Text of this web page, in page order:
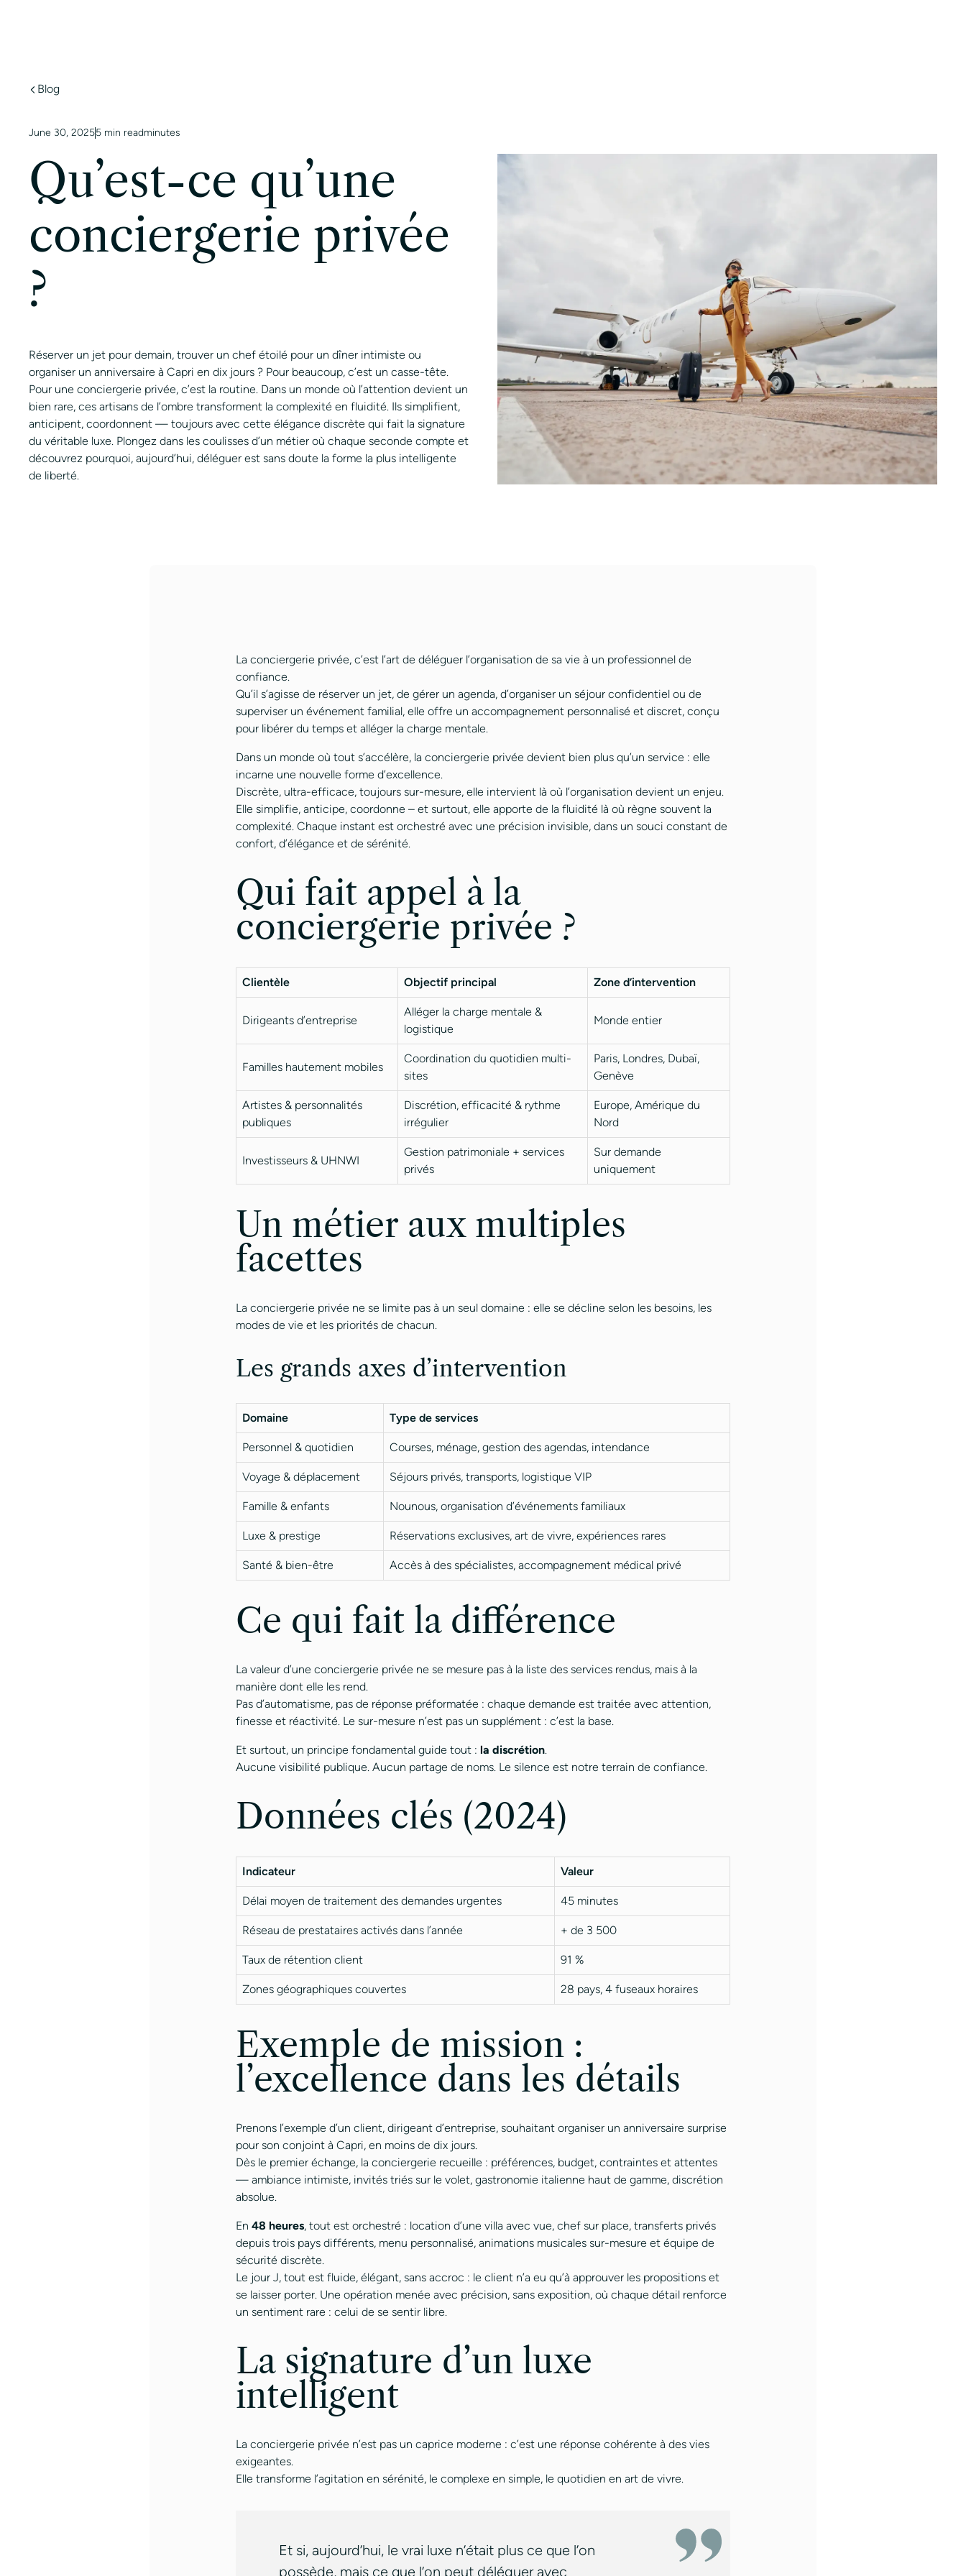
Blog
June 30, 20255 min readminutes
Qu’est-ce qu’une
conciergerie privée
?
Réserver un jet pour demain, trouver un chef étoilé pour un dîner intimiste ou
organiser un anniversaire à Capri en dix jours ? Pour beaucoup, c’est un casse-tête.
Pour une conciergerie privée, c’est la routine. Dans un monde où l’attention devient un
bien rare, ces artisans de l’ombre transforment la complexité en fluidité. Ils simplifient,
anticipent, coordonnent — toujours avec cette élégance discrète qui fait la signature
du véritable luxe. Plongez dans les coulisses d’un métier où chaque seconde compte et
découvrez pourquoi, aujourd’hui, déléguer est sans doute la forme la plus intelligente
de liberté.
La conciergerie privée, c’est l’art de déléguer l’organisation de sa vie à un professionnel de
confiance.
Qu’il s’agisse de réserver un jet, de gérer un agenda, d’organiser un séjour confidentiel ou de
superviser un événement familial, elle offre un accompagnement personnalisé et discret, conçu
pour libérer du temps et alléger la charge mentale.
Dans un monde où tout s’accélère, la conciergerie privée devient bien plus qu’un service : elle
incarne une nouvelle forme d’excellence.
Discrète, ultra-efficace, toujours sur-mesure, elle intervient là où l’organisation devient un enjeu.
Elle simplifie, anticipe, coordonne – et surtout, elle apporte de la fluidité là où règne souvent la
complexité. Chaque instant est orchestré avec une précision invisible, dans un souci constant de
confort, d’élégance et de sérénité.
Qui fait appel à la
conciergerie privée ?
Clientèle Objectif principal Zone d’intervention
Dirigeants d’entreprise
Alléger la charge mentale &
logistique
Monde entier
Familles hautement mobiles
Coordination du quotidien multi-
sites
Paris, Londres, Dubaï,
Genève
Artistes & personnalités
publiques
Discrétion, efficacité & rythme
irrégulier
Europe, Amérique du
Nord
Investisseurs & UHNWI
Gestion patrimoniale + services
privés
Sur demande
uniquement
Un métier aux multiples
facettes
La conciergerie privée ne se limite pas à un seul domaine : elle se décline selon les besoins, les
modes de vie et les priorités de chacun.
Les grands axes d’intervention
Domaine Type de services
Personnel & quotidien Courses, ménage, gestion des agendas, intendance
Voyage & déplacement Séjours privés, transports, logistique VIP
Famille & enfants Nounous, organisation d’événements familiaux
Luxe & prestige Réservations exclusives, art de vivre, expériences rares
Santé & bien-être Accès à des spécialistes, accompagnement médical privé
Ce qui fait la différence
La valeur d’une conciergerie privée ne se mesure pas à la liste des services rendus, mais à la
manière dont elle les rend.
Pas d’automatisme, pas de réponse préformatée : chaque demande est traitée avec attention,
finesse et réactivité. Le sur-mesure n’est pas un supplément : c’est la base.
Et surtout, un principe fondamental guide tout : la discrétion.
Aucune visibilité publique. Aucun partage de noms. Le silence est notre terrain de confiance.
Données clés (2024)
Indicateur Valeur
Délai moyen de traitement des demandes urgentes 45 minutes
Réseau de prestataires activés dans l’année + de 3 500
Taux de rétention client 91 %
Zones géographiques couvertes 28 pays, 4 fuseaux horaires
Exemple de mission :
l’excellence dans les détails
Prenons l’exemple d’un client, dirigeant d’entreprise, souhaitant organiser un anniversaire surprise
pour son conjoint à Capri, en moins de dix jours.
Dès le premier échange, la conciergerie recueille : préférences, budget, contraintes et attentes
— ambiance intimiste, invités triés sur le volet, gastronomie italienne haut de gamme, discrétion
absolue.
En 48 heures, tout est orchestré : location d’une villa avec vue, chef sur place, transferts privés
depuis trois pays différents, menu personnalisé, animations musicales sur-mesure et équipe de
sécurité discrète.
Le jour J, tout est fluide, élégant, sans accroc : le client n’a eu qu’à approuver les propositions et
se laisser porter. Une opération menée avec précision, sans exposition, où chaque détail renforce
un sentiment rare : celui de se sentir libre.
La signature d’un luxe
intelligent
La conciergerie privée n’est pas un caprice moderne : c’est une réponse cohérente à des vies
exigeantes.
Elle transforme l’agitation en sérénité, le complexe en simple, le quotidien en art de vivre.
Et si, aujourd’hui, le vrai luxe n’était plus ce que l’on
possède, mais ce que l’on peut déléguer avec